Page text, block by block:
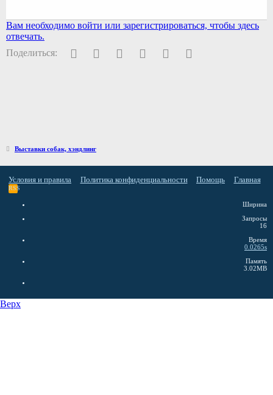
Вам необходимо войти или зарегистрироваться, чтобы здесь
отвечать.
Поделиться:
FacebookTwitter PinterestWhatsAppЭлектронная почта
Выставки собак, хэндлинг
Условия и правила Политика конфиденциальности Помощь Главная
RSS
Ширина
Запросы
16
Время
0.0265s
Память
3.02MB
Верх